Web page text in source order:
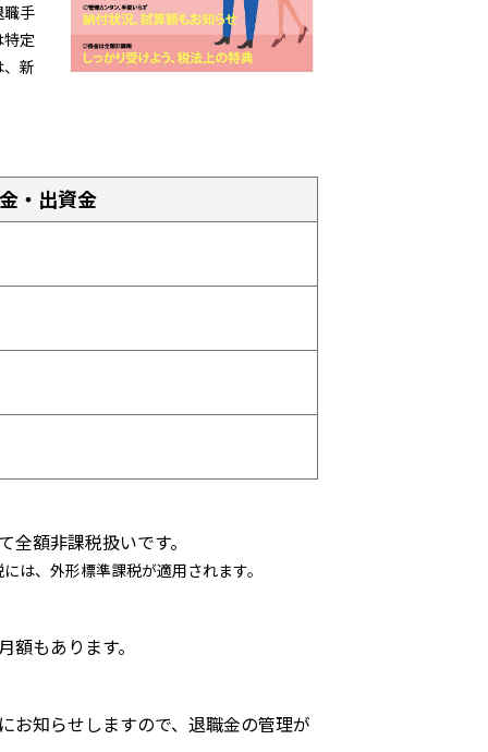
職手
定
新
・出資金
額非課税扱いです。
は、外形標準課税が適用されます。
もあります。
お知らせしますので、退職金の管理が